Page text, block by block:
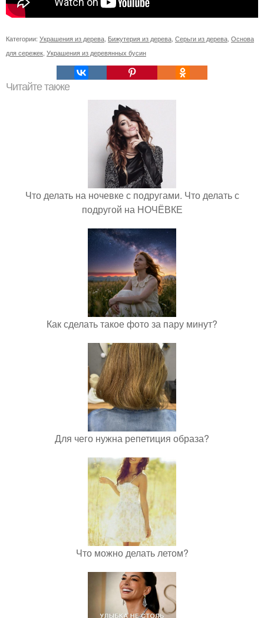
Категории: Украшения из дерева Бижутерия из дерева Серьги из дерева Основа
для сережек Украшения из деревянных бусин
Читайте также
Что делать на ночевке с подругами. Что делать с
подругой на НОЧЁВКЕ
Как сделать такое фото за пару минут?
Для чего нужна репетиция образа?
Что можно делать летом?